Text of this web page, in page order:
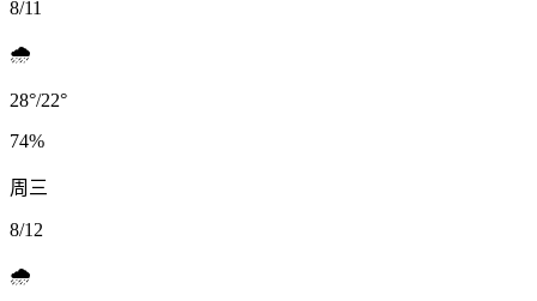
8/11
🌧️
28°/22°
74%
周三
8/12
🌧️